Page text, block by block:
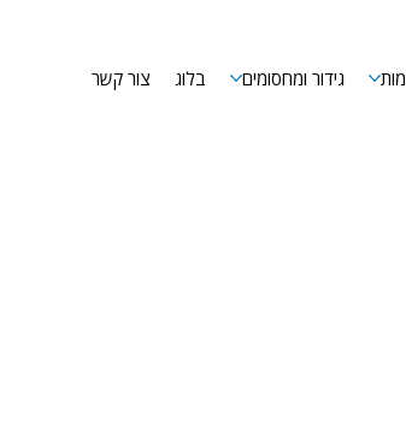
גידור ומחסומים בלוג צור קשר